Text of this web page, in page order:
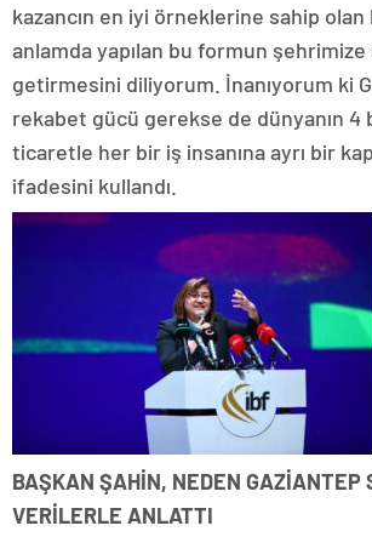
kazancın en iyi örneklerine sahip
anlamda yapılan bu formun şehrimize
getirmesini diliyorum. İnanıyorum ki
rekabet gücü gerekse de dünyanın 4
ticaretle her bir iş insanına ayrı bir
ifadesini kullandı.
BAŞKAN ŞAHİN, NEDEN GAZİANTEP
VERİLERLE ANLATTI